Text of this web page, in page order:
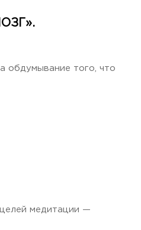
обдумывание того, что
медитации —